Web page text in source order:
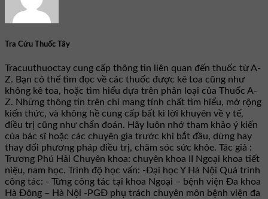
Tra Cứu Thuốc Tây
Tracuuthuoctay cung cấp thông tin liên quan đến thuốc từ A-
Z. Bạn có thể tìm đọc về các thuốc được kê toa cũng như
không kê toa, hoặc tìm hiểu dựa trên phân loại của Thuốc A-
Z. Những thông tin trên chỉ mang tính chất tìm hiểu, mở rộng
kiến thức, và không hề cung cấp bất kì lời khuyên về y tế,
điều trị cũng như chẩn đoán. Hãy luôn nhớ tham khảo ý kiến
của bác sĩ hoặc các chuyên gia trước khi bắt đầu, dừng hay
thay đổi phương pháp điều trị, chăm sóc sức khỏe. Tác giả :
Trương Phú Hải Chuyên khoa: chuyên khoa II Ngoại khoa tiết
niệu, nam học. Trình độ học vấn: -Đại học Y Hà Nội Quá trình
công tác: - Từng công tác tại khoa Ngoại – bệnh viện Đa khoa
Hà Đông – Hà Nội -PGĐ phụ trách chuyên môn bệnh viện đa